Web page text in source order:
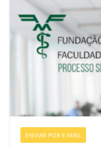
ENVIAR POR E-MAIL